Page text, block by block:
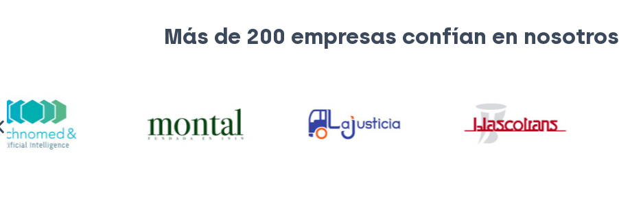
Más de 200 empresas confían en nosotros